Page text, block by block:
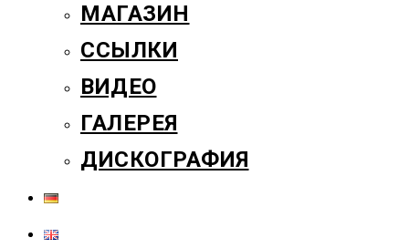
МАГАЗИН
ССЫЛКИ
ВИДЕО
ГАЛЕРЕЯ
ДИСКОГРАФИЯ